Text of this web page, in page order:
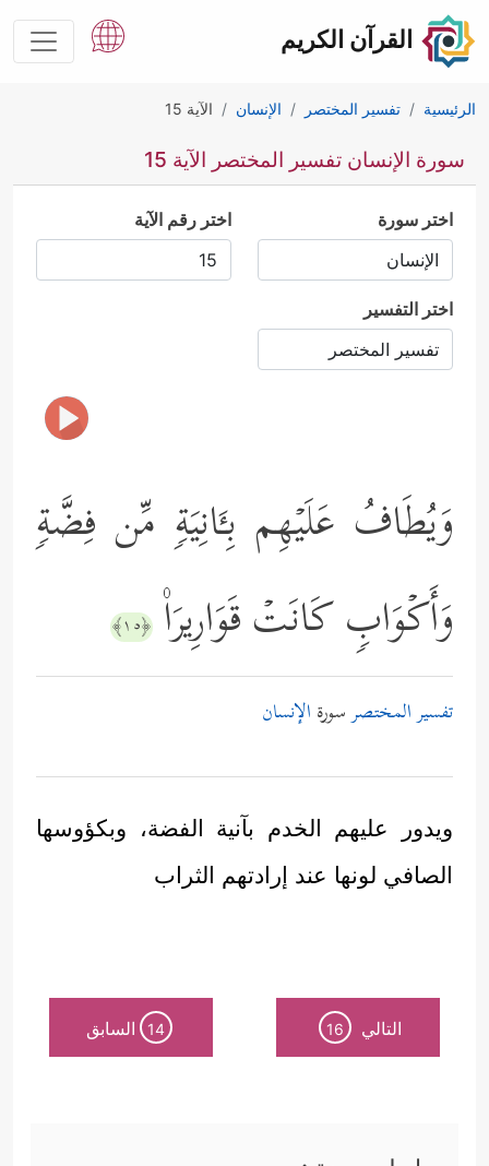
القرآن الكريم
الرئيسية تفسير المختصر الإنسان الآية 15
سورة الإنسان تفسير المختصر الآية 15
اختر سورة اختر رقم الآية
اختر التفسير
وَیُطَافُ عَلَیۡهِم بِـَٔانِیَةࣲ مِّن فِضَّةࣲ
وَأَكۡوَابࣲ كَانَتۡ قَوَارِیرَا۠ ﴿١٥﴾
تفسير المختصرسورة الإنسان
ويدور عليهم الخدم بآنية الفضة، وبكؤوسها
الصافي لونها عند إرادتهم الثراب
التالي 16
14 السابق